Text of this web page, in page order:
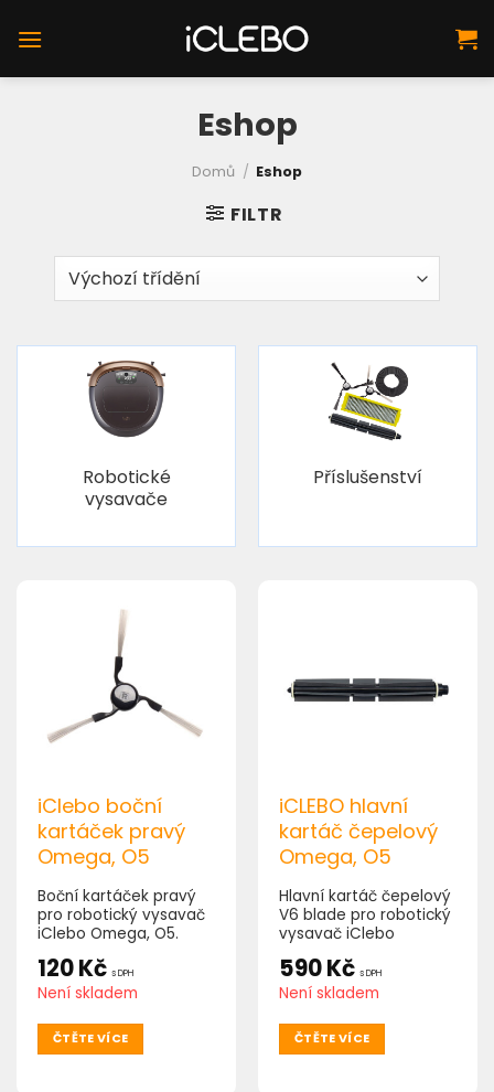
na
Eshop
Domů / Eshop
FILTR
Robotické
vysavače
Příslušenství
iClebo boční
kartáček pravý
Omega, O5
Boční kartáček pravý
pro robotický vysavač
iClebo Omega, O5.
120Kč s DPH
Není skladem
ČTĚTE VÍCE
iCLEBO hlavní
kartáč čepelový
Omega, O5
Hlavní kartáč čepelový
V6 blade pro robotický
vysavač iClebo
590Kč s DPH
Není skladem
ČTĚTE VÍCE